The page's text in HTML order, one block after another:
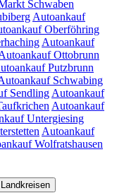
Schwaben
Autoankauf
Oberföhring
Autoankauf
Ottobrunn
Putzbrunn
Schwabing
Sendling Autoankauf
Autoankauf
Untergiesing
Autoankauf
Wolfratshausen